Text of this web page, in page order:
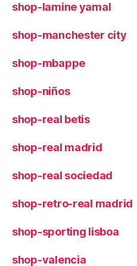
shop-lamine yamal
shop-manchester city
shop-mbappe
shop-niños
shop-real betis
shop-real madrid
shop-real sociedad
shop-retro-real madrid
shop-sporting lisboa
shop-valencia